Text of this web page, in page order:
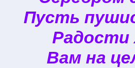
Пусть
Радости
Вам на